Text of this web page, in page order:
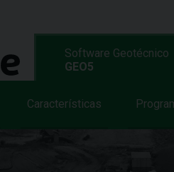
Software Geotécnico
GEO5
Características